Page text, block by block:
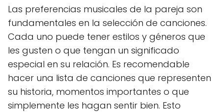
Las preferencias musicales de la pareja son
fundamentales en la selección de canciones.
Cada uno puede tener estilos y géneros que
les gusten o que tengan un significado
especial en su relación. Es recomendable
hacer una lista de canciones que representen
su historia, momentos importantes o que
simplemente les hagan sentir bien. Esto